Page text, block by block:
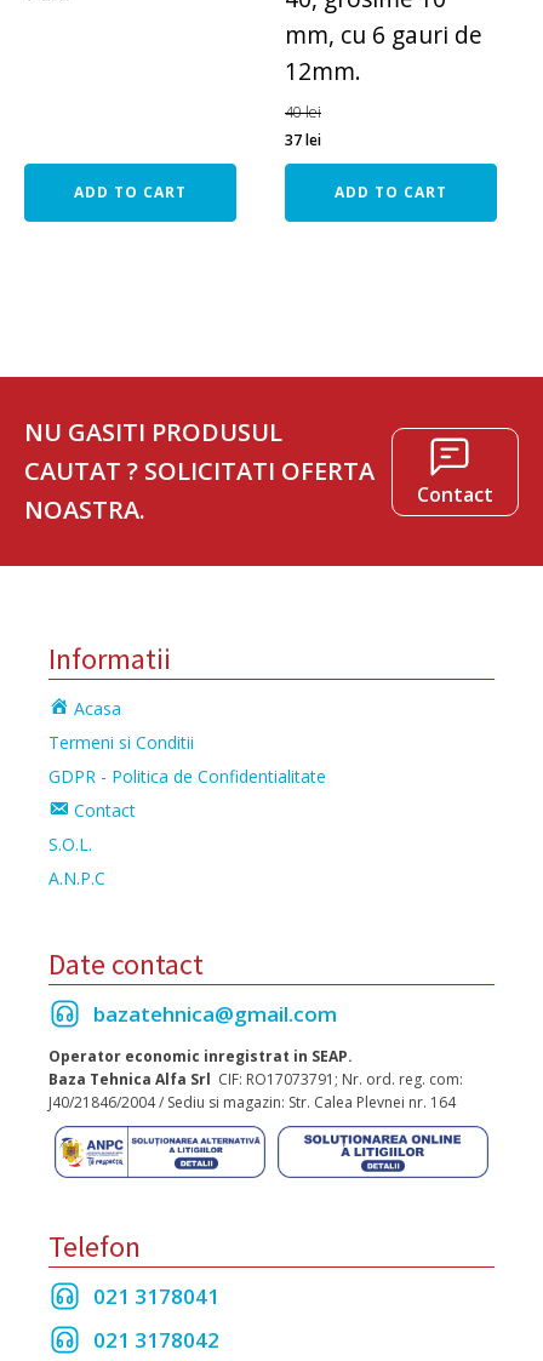
ADD TO CART
mm, cu 6 gauri de
12mm.
40lei
37lei
ADD TO CART
NU GASITI PRODUSUL
CAUTAT ? SOLICITATI OFERTA
NOASTRA.
Contact
Informatii
Acasa
Termeni si Conditii
GDPR - Politica de Confidentialitate
Contact
S.O.L.
A.N.P.C
Date contact
bazatehnica@gmail.com
Operator economic inregistrat in SEAP.
Baza Tehnica Alfa Srl CIF: RO17073791; Nr. ord. reg. com:
J40/21846/2004 / Sediu si magazin: Str. Calea Plevnei nr. 164
Telefon
021 3178041
021 3178042